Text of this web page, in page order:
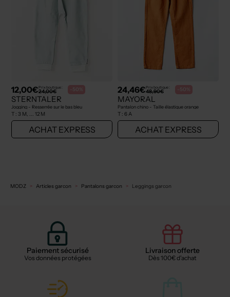
12,00€Prix boutique :
24,00€ -50%
STERNTALER
Jogging - Resserrée sur le bas bleu
T : 3 M, ... 12 M
ACHAT EXPRESS
24,46€Prix boutique :
48,90€ -50%
MAYORAL
Pantalon chino - Taille élastique orange
T : 6 A
ACHAT EXPRESS
MODZ Articles garcon Pantalons garcon Leggings garcon
Paiement sécurisé
Vos données protégées
Livraison offerte
Dès 100€ d'achat